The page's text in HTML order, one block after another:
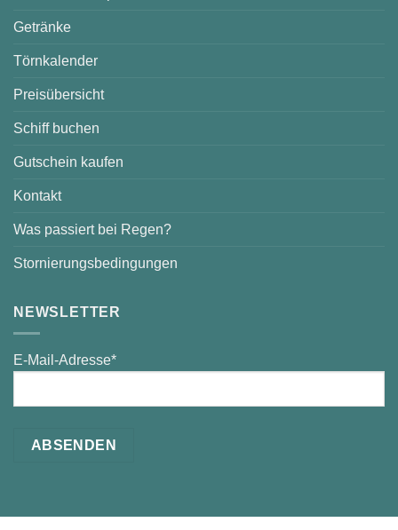
Getränke
Törnkalender
Preisübersicht
Schiff buchen
Gutschein kaufen
Kontakt
Was passiert bei Regen?
Stornierungsbedingungen
NEWSLETTER
E-Mail-Adresse*